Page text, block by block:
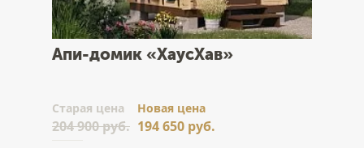
Апи-домик «ХаусХав»
Cтарая цена
204 900 руб.
Новая цена
194 650 руб.